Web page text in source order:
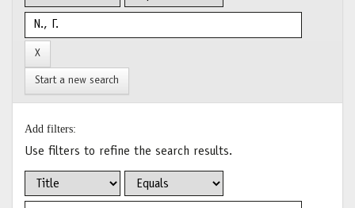
Start a new search
Add filters:
Use filters to refine the search results.